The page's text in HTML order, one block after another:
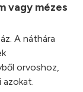
vagy mézes
A náthára
orvoshoz,
azokat.